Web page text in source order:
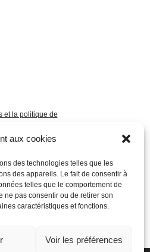
aux cookies
des technologies telles que les
des appareils. Le fait de consentir à
telles que le comportement de
ne pas consentir ou de retirer son
caractéristiques et fonctions.
Voir les préférences
et la politique de